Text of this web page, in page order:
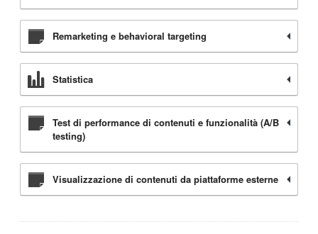
Remarketing e behavioral targeting
Statistica
Test di performance di contenuti e funzionalità (A/B
testing)
Visualizzazione di contenuti da piattaforme esterne